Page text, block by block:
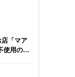
「マア
使用の体